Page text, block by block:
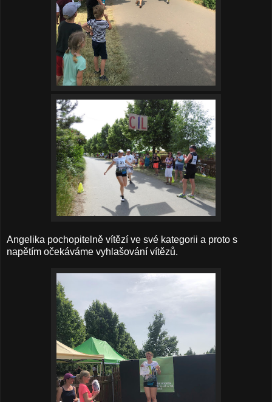
Angelika pochopitelně vítězí ve své kategorii a proto s
napětím očekáváme vyhlašování vítězů.